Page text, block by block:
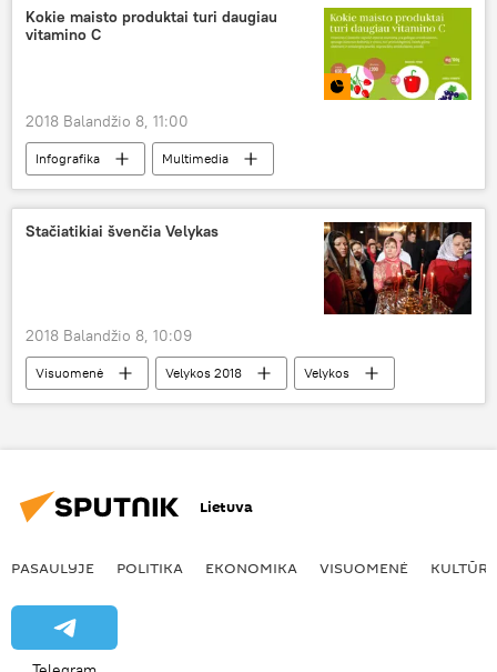
JAV
Sergejus Skripalis
gyvenamojo vieta
Kokie maisto produktai turi daugiau
vitamino C
2018 Balandžio 8, 11:00
Infografika
Multimedia
maisto produktai
vitaminai
Medicina ir sveikata
Stačiatikiai švenčia Velykas
2018 Balandžio 8, 10:09
Visuomenė Velykos 2018
Velykos
šventė
stačiatikiai krikšionybė
Lietuva
PASAULYJE POLITIKA EKONOMIKA VISUOMENĖ KULTŪRA